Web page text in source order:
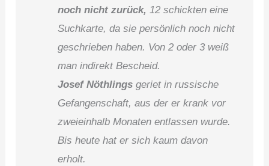
noch nicht zurück, 12 schickten eine
Suchkarte, da sie persönlich noch nicht
geschrieben haben. Von 2 oder 3 weiß
man indirekt Bescheid.
Josef Nöthlings geriet in russische
Gefangenschaft, aus der er krank vor
zweieinhalb Monaten entlassen wurde.
Bis heute hat er sich kaum davon
erholt.